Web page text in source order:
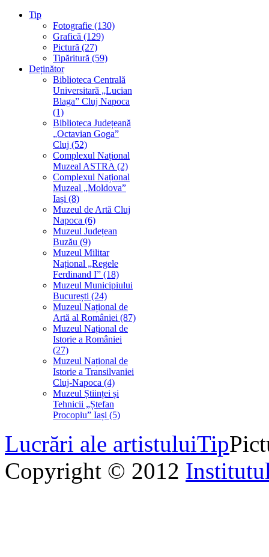
Tip
Fotografie (130)
Grafică (129)
Pictură (27)
Tipăritură (59)
Deținător
Biblioteca Centrală
Universitară „Lucian
Blaga” Cluj Napoca
(1)
Biblioteca Județeană
„Octavian Goga”
Cluj (52)
Complexul Național
Muzeal ASTRA (2)
Complexul Național
Muzeal „Moldova”
Iași (8)
Muzeul de Artă Cluj
Napoca (6)
Muzeul Județean
Buzău (9)
Muzeul Militar
Național „Regele
Ferdinand I” (18)
Muzeul Municipiului
București (24)
Muzeul Național de
Artă al României (87)
Muzeul Național de
Istorie a României
(27)
Muzeul Național de
Istorie a Transilvaniei
Cluj-Napoca (4)
Muzeul Științei și
Tehnicii „Ștefan
Procopiu” Iași (5)
Lucrări ale artistuluiTip
Copyright © 2012